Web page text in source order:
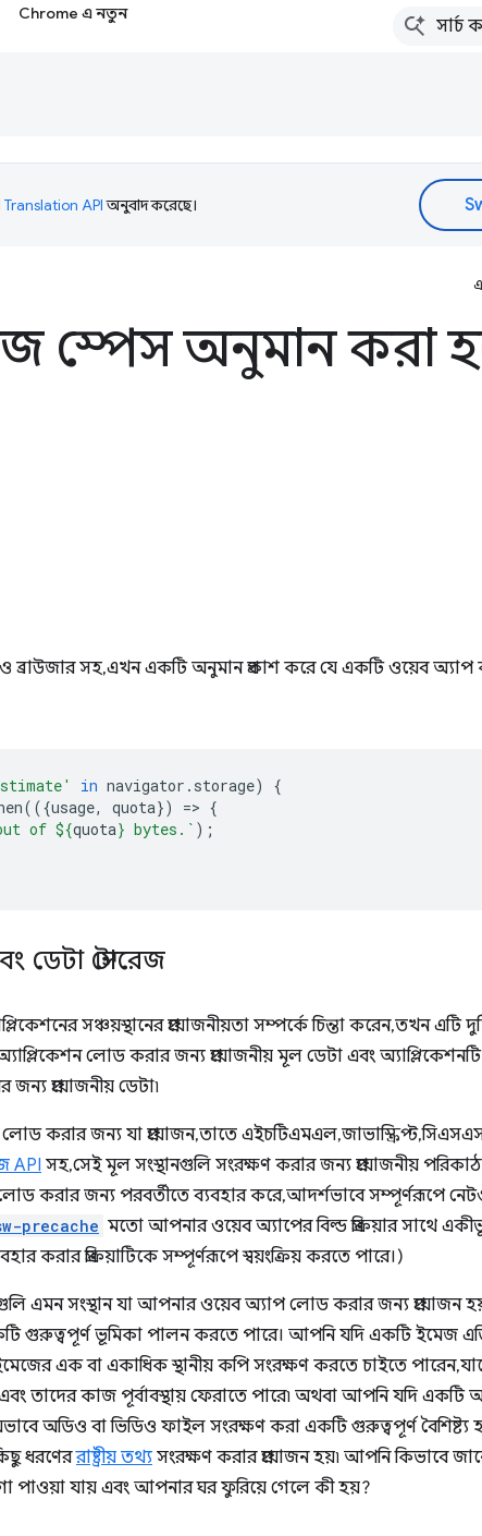
Chrome এ নতুন
APIঅনুবাদ করেছে।
স্পেস অনুমান করা
সহ, এখন একটি অনুমান প্রকাশ করে যে একটি ওয়েব অ্যাপ
in navigator . storage)
{
(({usage, quota}) => {
of ${quota} bytes.` );
ডেটা স্টোরেজ
সঞ্চয়স্থানের প্রয়োজনীয়তা সম্পর্কে চিন্তা করেন, তখন এটি
লোড করার জন্য প্রয়োজনীয় মূল ডেটা এবং
জন্য প্রয়োজনীয় ডেটা৷
করার জন্য যা প্রয়োজন, তাতে এইচটিএমএল, জাভাস্ক্রিপ্ট,
API সহ, সেই মূল সংস্থানগুলি সংরক্ষণ করার জন্য প্রয়োজনীয়
করার জন্য পরবর্তীতে ব্যবহার করে, আদর্শভাবে সম্পূর্ণরূপে
precache মতো আপনার ওয়েব অ্যাপের বিল্ড প্রক্রিয়ার সাথে
করার প্রক্রিয়াটিকে সম্পূর্ণরূপে স্বয়ংক্রিয় করতে পারে।)
এমন সংস্থান যা আপনার ওয়েব অ্যাপ লোড করার জন্য প্রয়োজন
গুরুত্বপূর্ণ ভূমিকা পালন করতে পারে। আপনি যদি একটি ইমেজ
এক বা একাধিক স্থানীয় কপি সংরক্ষণ করতে চাইতে পারেন,
তাদের কাজ পূর্বাবস্থায় ফেরাতে পারে৷ অথবা আপনি যদি একটি
অডিও বা ভিডিও ফাইল সংরক্ষণ করা একটি গুরুত্বপূর্ণ
ধরণেররাষ্ট্রীয় তথ্য সংরক্ষণ করার প্রয়োজন হয়৷ আপনি কিভাবে
পাওয়া যায় এবং আপনার ঘর ফুরিয়ে গেলে কী হয়?